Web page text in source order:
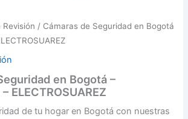
Revisión / Cámaras de Seguridad en Bogotá
en Bogotá –
ELECTROSUAREZ
de tu hogar en Bogotá con nuestras